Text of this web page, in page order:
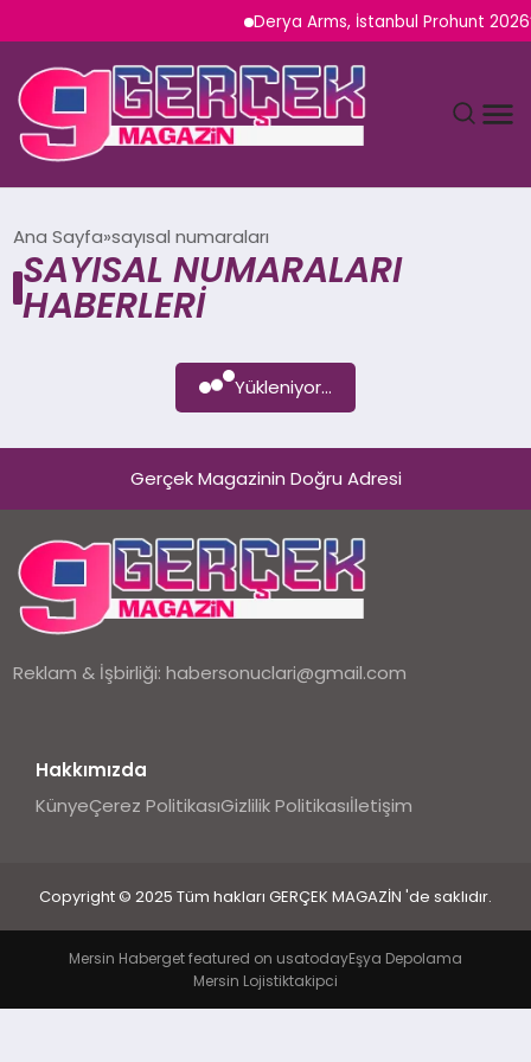
Derya Arms, İstanbul Prohunt
YAŞAM
EKONOMI
Ana Sayfa sayısal numaraları
SAYISAL NUMARALARI
HABERLERI
Yükleniyor...
Gerçek Magazinin Doğru Adresi
Reklam & İşbirliği:habersonuclari@gmail.com
Hakkımızda
KünyeÇerez PolitikasıGizlilik Politikasıİletişim
Copyright © 2025 Tüm hakları GERÇEK MAGAZİN 'de saklıdır.
Mersin Haberget featured on usatodayEşya Depolama
Mersin Lojistiktakipci